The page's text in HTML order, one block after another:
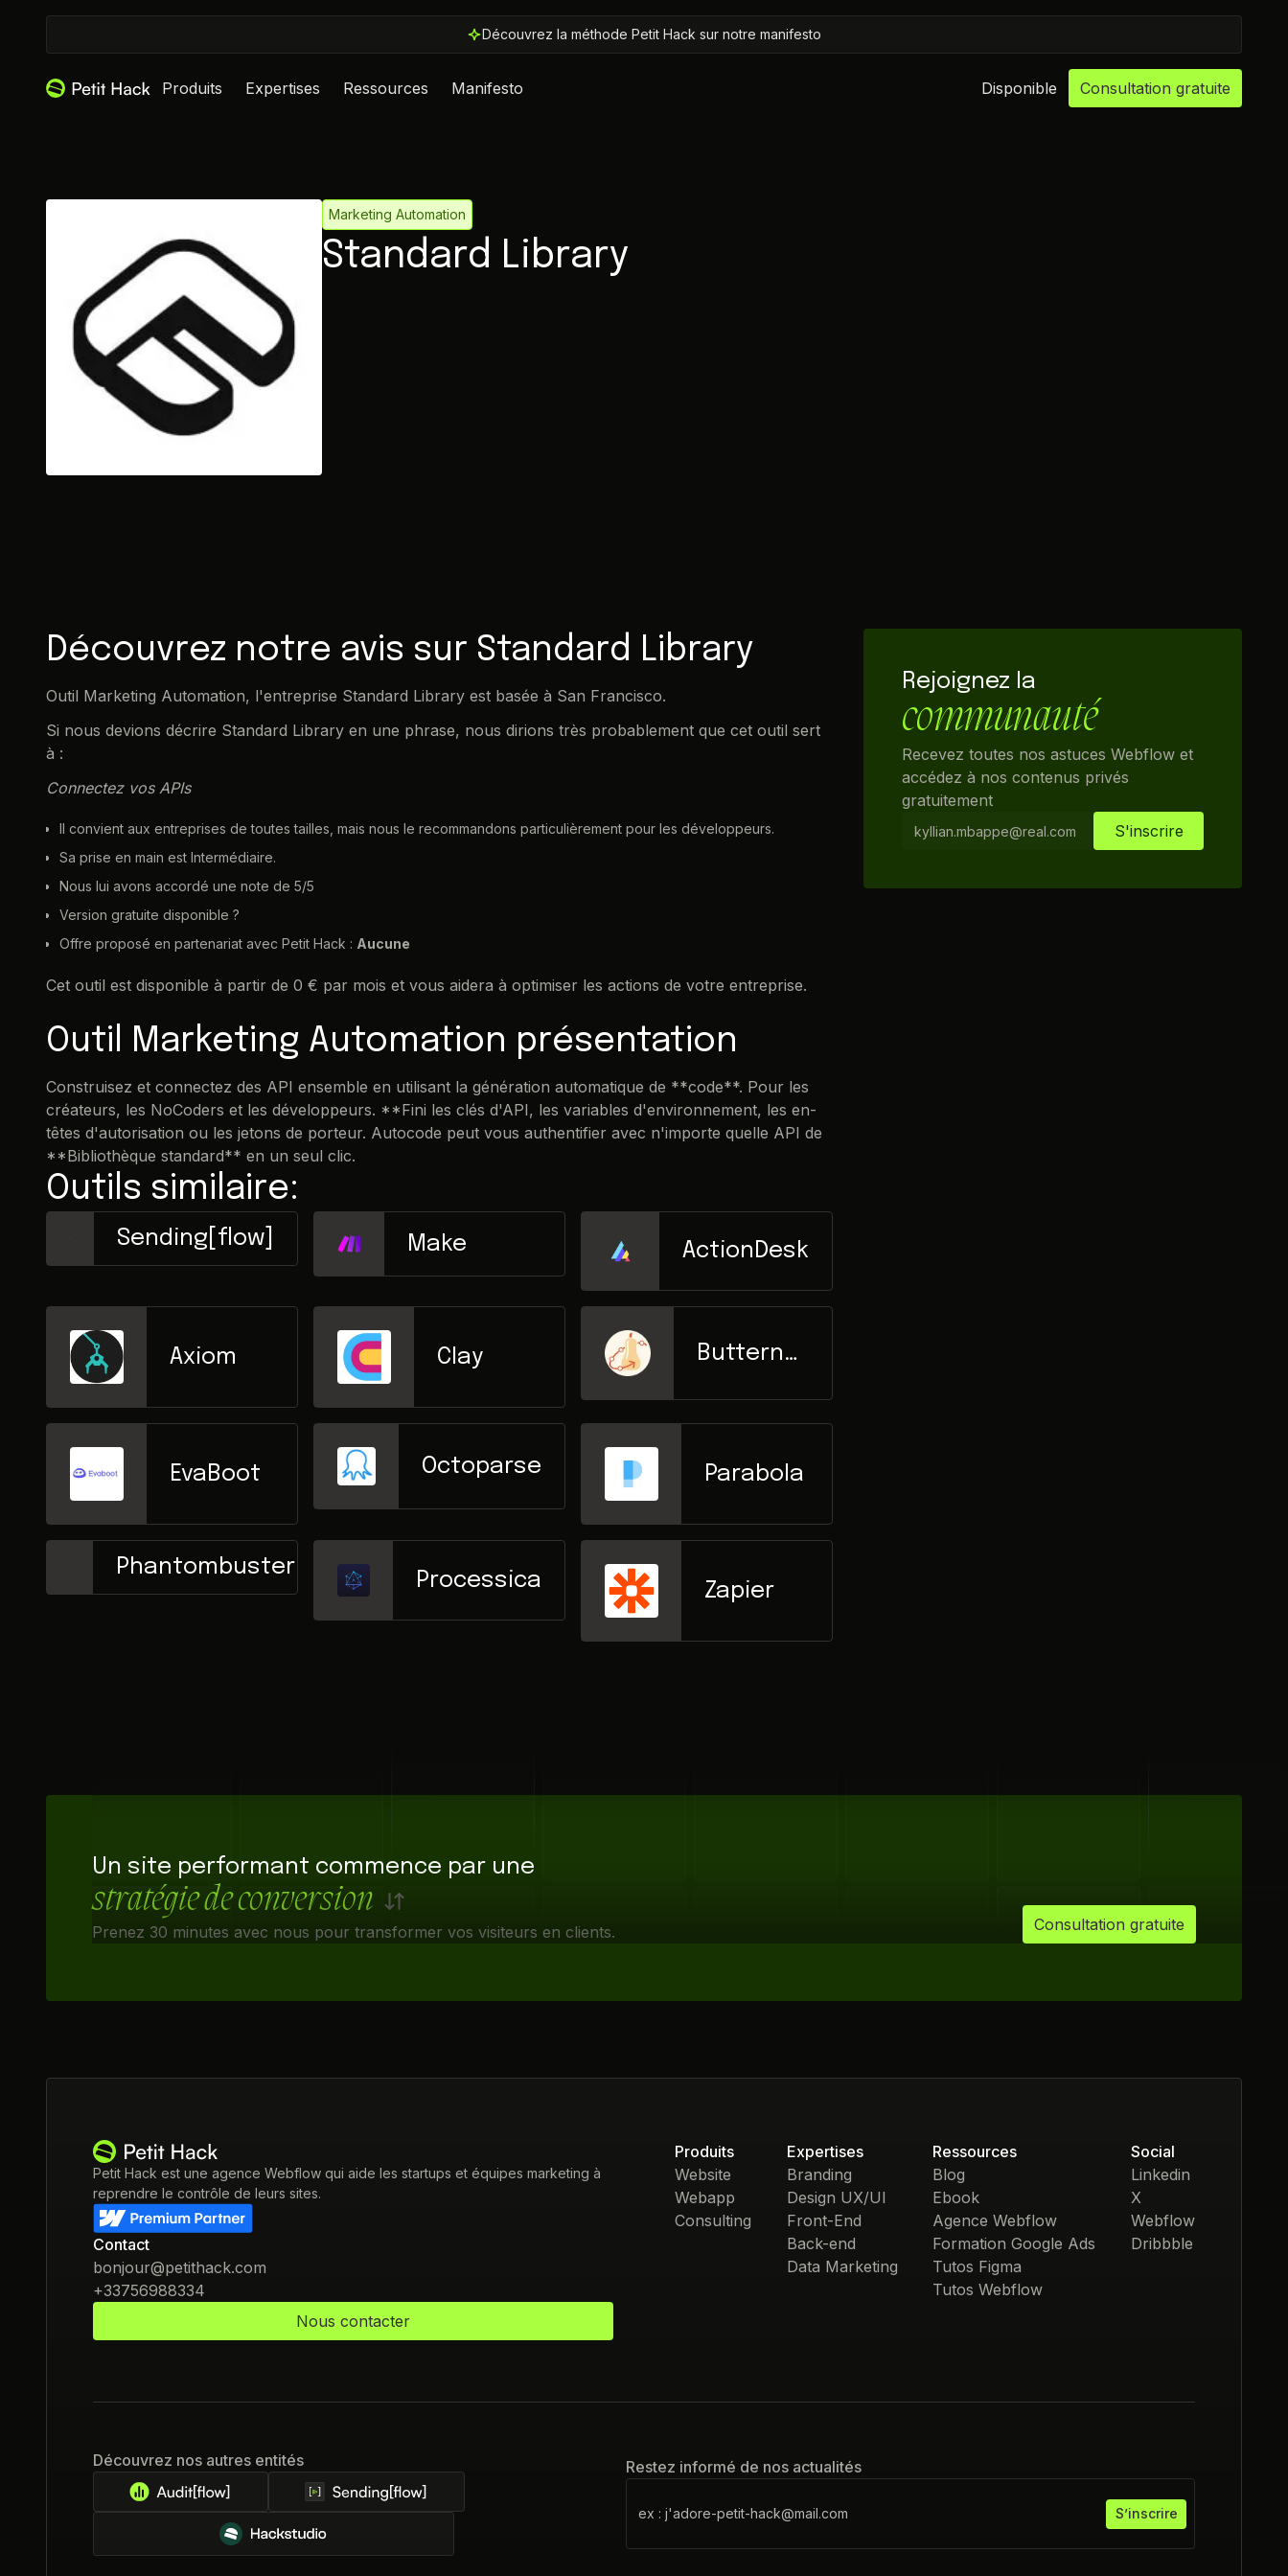
Découvrez la méthode Petit Hack sur notre manifesto
Produits Expertises Ressources Manifesto Disponible Consultation gratuite
Marketing Automation
Standard Library
Découvrez notre avis sur Standard Library
Outil Marketing Automation, l'entreprise Standard Library est basée à San Francisco.
Si nous devions décrire Standard Library en une phrase, nous dirions très probablement que cet outil sert
à :
Connectez vos APIs
Il convient aux entreprises de toutes tailles, mais nous le recommandons particulièrement pour les développeurs.
Sa prise en main est Intermédiaire.
Nous lui avons accordé une note de 5/5
Version gratuite disponible ?
Offre proposé en partenariat avec Petit Hack : Aucune
Cet outil est disponible à partir de 0 € par mois et vous aidera à optimiser les actions de votre entreprise.
Outil Marketing Automation présentation
Construisez et connectez des API ensemble en utilisant la génération automatique de **code**. Pour les
créateurs, les NoCoders et les développeurs. **Fini les clés d'API, les variables d'environnement, les en-
têtes d'autorisation ou les jetons de porteur. Autocode peut vous authentifier avec n'importe quelle API de
**Bibliothèque standard** en un seul clic.
Outils similaire:
Sending[flow] Make ActionDesk
Axiom Clay
Butternut
EvaBoot Octoparse Parabola
Phantombuster
Processica Zapier
Rejoignez la
communauté
Recevez toutes nos astuces Webflow et
accédez à nos contenus privés
gratuitement
Un site performant commence par une
stratégie de conversion
Prenez 30 minutes avec nous pour transformer vos visiteurs en clients. Consultation gratuite
Petit Hack est une agence Webflow qui aide les startups et équipes marketing à
reprendre le contrôle de leurs sites.
Contact
bonjour@petithack.com
+33756988334
Nous contacter
Produits
Website
Webapp
Consulting
Expertises
Branding
Design UX/UI
Front-End
Back-end
Data Marketing
Ressources
Blog
Ebook
Agence Webflow
Formation Google Ads
Tutos Figma
Tutos Webflow
Social
Linkedin
X
Webflow
Dribbble
Découvrez nos autres entités Restez informé de nos actualités